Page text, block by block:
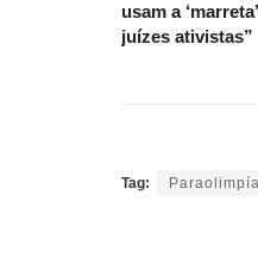
usam a
juízes ativistas”
Tag: